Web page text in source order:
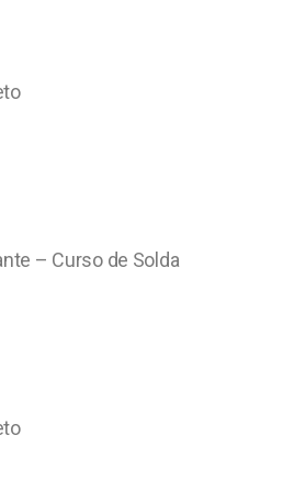
– Curso de Solda